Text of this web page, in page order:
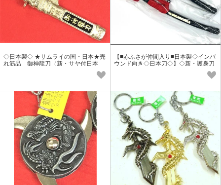
◇日本製◇ ★サムライの国・日本★売
れ筋品 御神龍刀（新・サヤ付日本
【■赤ふさが仲間入り■日本製◇インバ
ウンド向き◇日本刀◇】◇新・護身刀